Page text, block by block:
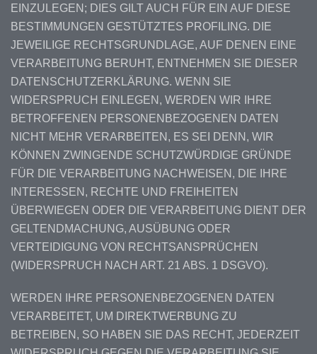
EINZULEGEN; DIES GILT AUCH FÜR EIN AUF DIESE
BESTIMMUNGEN GESTÜTZTES PROFILING. DIE
JEWEILIGE RECHTSGRUNDLAGE, AUF DENEN EINE
VERARBEITUNG BERUHT, ENTNEHMEN SIE DIESER
DATENSCHUTZERKLÄRUNG. WENN SIE
WIDERSPRUCH EINLEGEN, WERDEN WIR IHRE
BETROFFENEN PERSONENBEZOGENEN DATEN
NICHT MEHR VERARBEITEN, ES SEI DENN, WIR
KÖNNEN ZWINGENDE SCHUTZWÜRDIGE GRÜNDE
FÜR DIE VERARBEITUNG NACHWEISEN, DIE IHRE
INTERESSEN, RECHTE UND FREIHEITEN
ÜBERWIEGEN ODER DIE VERARBEITUNG DIENT DER
GELTENDMACHUNG, AUSÜBUNG ODER
VERTEIDIGUNG VON RECHTSANSPRÜCHEN
(WIDERSPRUCH NACH ART. 21 ABS. 1 DSGVO).
WERDEN IHRE PERSONENBEZOGENEN DATEN
VERARBEITET, UM DIREKTWERBUNG ZU
BETREIBEN, SO HABEN SIE DAS RECHT, JEDERZEIT